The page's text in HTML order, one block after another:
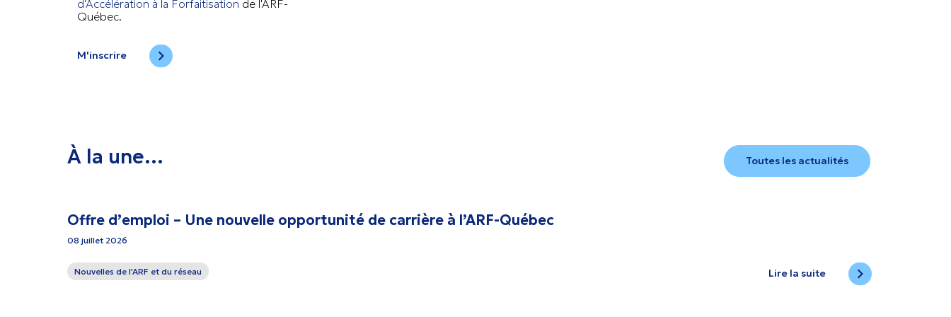
d'Accélération à la Forfaitisation de l'ARF-
Québec.
M'inscrire
À la une… Toutes les actualités
Offre d’emploi – Une nouvelle opportunité de carrière à l’ARF-Québec
08 juillet 2026
Nouvelles de l'ARF et du réseau Lire la suite